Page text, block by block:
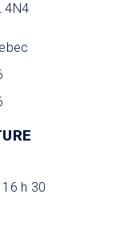
4N4
h 30